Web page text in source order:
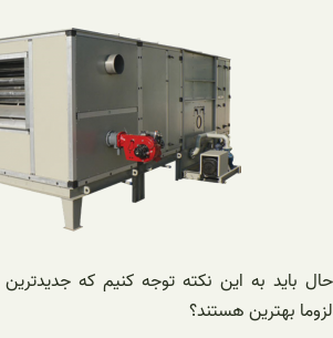
حال باید به این نکته توجه کنیم که
لزوما بهترین هستند؟